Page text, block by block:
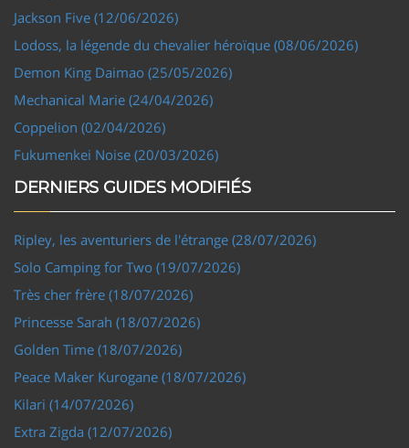
Jackson Five (12/06/2026)
Lodoss, la légende du chevalier héroïque (08/06/2026)
Demon King Daimao (25/05/2026)
Mechanical Marie (24/04/2026)
Coppelion (02/04/2026)
Fukumenkei Noise (20/03/2026)
DERNIERS GUIDES MODIFIÉS
Ripley, les aventuriers de l'étrange (28/07/2026)
Solo Camping for Two (19/07/2026)
Très cher frère (18/07/2026)
Princesse Sarah (18/07/2026)
Golden Time (18/07/2026)
Peace Maker Kurogane (18/07/2026)
Kilari (14/07/2026)
Extra Zigda (12/07/2026)